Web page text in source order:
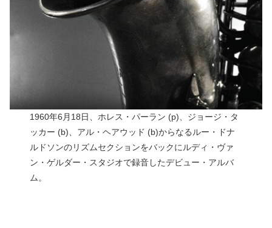
1960年6月18日、ホレス・パーラン (p)、ジョージ・タ
ッカー (b)、アル・ヘアウッド (b)からなるルー・ドナ
ルドソンのリズムセクションをバックにルディ・ヴァ
ン・ゲルダー・スタジオで録音したデビュー・アルバ
ム。